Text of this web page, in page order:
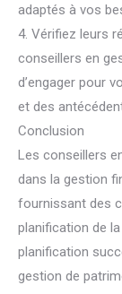
adaptés à vos
4. Vérifiez leurs
conseillers en
d’engager pour
et des
Conclusion
Les conseillers
dans la gestion
fournissant des
planification de
planification
gestion de